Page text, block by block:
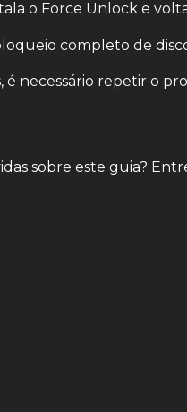
o Force Unlock e
completo de
necessário repetir o
sobre este guia?